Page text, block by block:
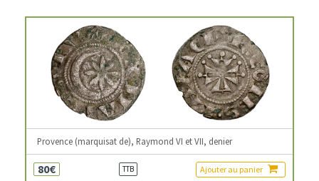
Provence (marquisat de), Raymond VI et VII, denier
80€ TTB Ajouter au panier